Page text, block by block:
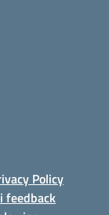
Policy
feedback